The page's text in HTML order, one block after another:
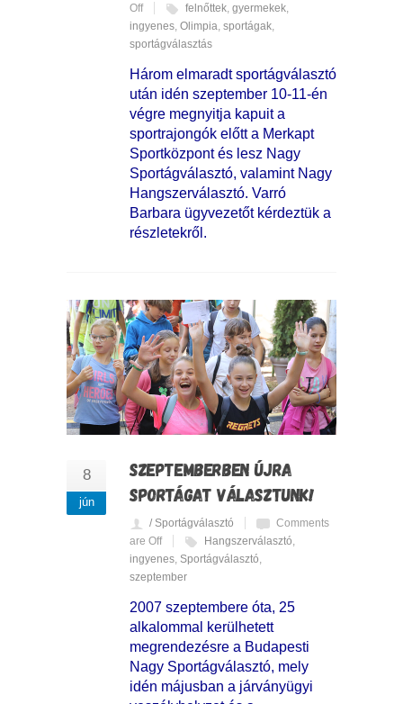
Off felnőttek, gyermekek,
ingyenes, Olimpia, sportágak,
sportágválasztás
Három elmaradt sportágválasztó
után idén szeptember 10-11-én
végre megnyitja kapuit a
sportrajongók előtt a Merkapt
Sportközpont és lesz Nagy
Sportágválasztó, valamint Nagy
Hangszerválasztó. Varró
Barbara ügyvezetőt kérdeztük a
részletekről.
8
jún
SZEPTEMBERBEN ÚJRA
SPORTÁGAT VÁLASZTUNK!
/ Sportágválasztó
Comments
are Off
Hangszerválasztó,
ingyenes, Sportágválasztó,
szeptember
2007 szeptembere óta, 25
alkalommal kerülhetett
megrendezésre a Budapesti
Nagy Sportágválasztó, mely
idén májusban a járványügyi